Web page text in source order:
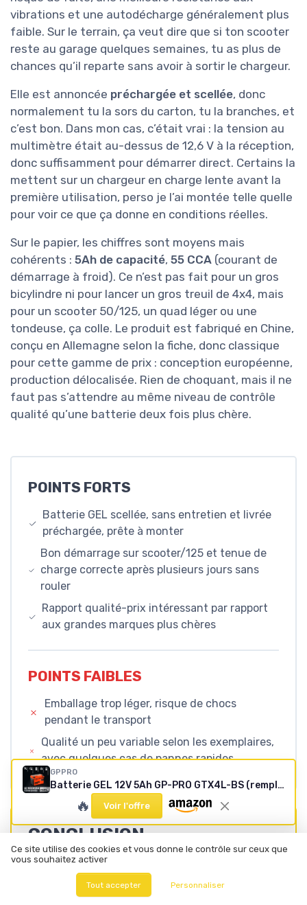
vibrations et une autodécharge généralement plus
faible. Sur le terrain, ça veut dire que si ton scooter
reste au garage quelques semaines, tu as plus de
chances qu’il reparte sans avoir à sortir le chargeur.
Elle est annoncée préchargée et scellée, donc
normalement tu la sors du carton, tu la branches, et
c’est bon. Dans mon cas, c’était vrai : la tension au
multimètre était au-dessus de 12,6 V à la réception,
donc suffisamment pour démarrer direct. Certains la
mettent sur un chargeur en charge lente avant la
première utilisation, perso je l’ai montée telle quelle
pour voir ce que ça donne en conditions réelles.
Sur le papier, les chiffres sont moyens mais
cohérents : 5Ah de capacité, 55 CCA (courant de
démarrage à froid). Ce n’est pas fait pour un gros
bicylindre ni pour lancer un gros treuil de 4x4, mais
pour un scooter 50/125, un quad léger ou une
tondeuse, ça colle. Le produit est fabriqué en Chine,
conçu en Allemagne selon la fiche, donc classique
pour cette gamme de prix : conception européenne,
production délocalisée. Rien de choquant, mais il ne
faut pas s’attendre au même niveau de contrôle
qualité qu’une batterie deux fois plus chère.
POINTS FORTS
Batterie GEL scellée, sans entretien et livrée
préchargée, prête à monter
Bon démarrage sur scooter/125 et tenue de
charge correcte après plusieurs jours sans
rouler
Rapport qualité-prix intéressant par rapport
aux grandes marques plus chères
POINTS FAIBLES
Emballage trop léger, risque de chocs
pendant le transport
Qualité un peu variable selon les exemplaires,
avec quelques cas de pannes rapides
CONCLUSION
NOTE DE LA RÉDACTION
★★★★★
★★★★★
GPPRO
Batterie GEL 12V 5Ah GP-PRO GTX4L-BS (remplace YTX4L-BS)
🔥 Voir l'offre
Ce site utilise des cookies et vous donne le contrôle sur ceux que
vous souhaitez activer
Tout accepter Personnaliser